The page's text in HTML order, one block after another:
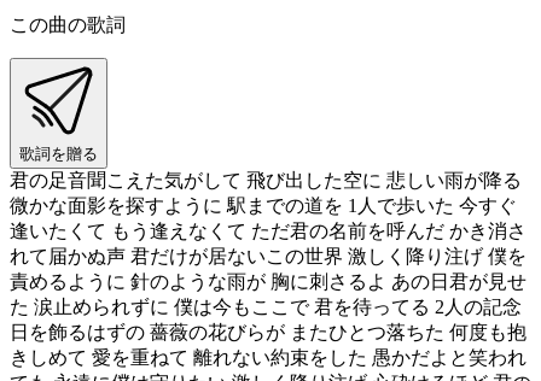
この曲の歌詞
歌詞を贈る
君の足音聞こえた気がして 飛び出した空に 悲しい雨が降る
微かな面影を探すように 駅までの道を 1人で歩いた 今すぐ
逢いたくて もう逢えなくて ただ君の名前を呼んだ かき消さ
れて届かぬ声 君だけが居ないこの世界 激しく降り注げ 僕を
責めるように 針のような雨が 胸に刺さるよ あの日君が見せ
た 涙止められずに 僕は今もここで 君を待ってる 2人の記念
日を飾るはずの 薔薇の花びらが またひとつ落ちた 何度も抱
きしめて 愛を重ねて 離れない約束をした 愚かだよと笑われ